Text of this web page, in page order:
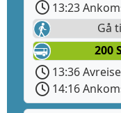
13:23
Gå
200
13:36
14:16